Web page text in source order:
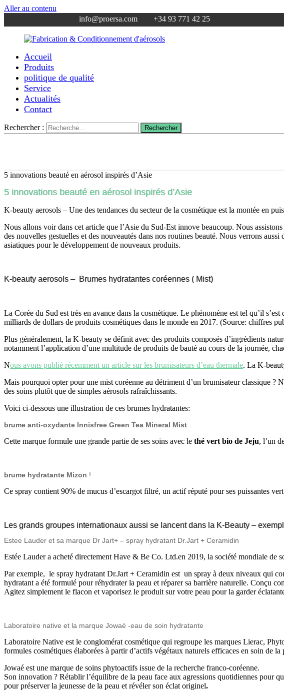
Aller au contenu
info@proersa.com +34 93 771 42 25
Fabrication
Conditionnement
d'aérosols
Proersa
Aerosoles
fabricant
d’aérosols
traitance
industrielle
cosmétiques
Accueil
Produits
politique de qualité
Service
Actualités
Contact
Rechercher : Rechercher
5 innovations beauté en aérosol inspirés d’Asie
5 innovations beauté en aérosol inspirés d’Asie
K-beauty aerosols – Une des tendances du secteur de la cosmétique est la montée en
Nous allons voir dans cet article que l’Asie du Sud-Est innove beaucoup. Nous
des nouvelles gestuelles et des nouveautés dans nos routines beauté. Nous verrons
asiatiques pour le développement de nouveaux produits.
K-beauty aerosols – Brumes hydratantes coréennes ( Mist)
La Corée du Sud est très en avance dans la cosmétique. Le phénomène est tel qu’il
milliards de dollars de produits cosmétiques dans le monde en 2017. (Source: chiffres
Plus généralement, la K-beauty se définit avec des produits composés d’ingrédients
notamment l’application d’une multitude de produits de bauté au cours de la journée,
Nous avons publié récemment un article sur les brumisateurs d’eau thermale. La K-
Mais pourquoi opter pour une mist coréenne au détriment d’un brumisateur classique
des soins plutôt que de simples aérosols rafraîchissants.
Voici ci-dessous une illustration de ces brumes hydratantes:
brume anti-oxydante Innisfree Green Tea Mineral Mist
Cette marque formule une grande partie de ses soins avec le thé vert bio de Jeju, l’un
brume hydratante Mizon !
Ce spray contient 90% de mucus d’escargot filtré, un actif réputé pour ses puissantes
Les grands groupes internationaux aussi se lancent dans la K-Beauty –
Estee Lauder et sa marque Dr Jart+ – spray hydratant Dr.Jart + Ceramidin
Estée Lauder a acheté directement Have & Be Co. Ltd.en 2019, la société mondiale de
Par exemple, le spray hydratant Dr.Jart + Ceramidin est un spray à deux niveaux qui
hydratant a été formulé pour réhydrater la peau et réparer sa barrière naturelle. Conçu
Agitez simplement le flacon et vaporisez le produit sur votre peau pour la garder
Laboratoire native et la marque Jowaé -eau de soin hydratante
Laboratoire Native est le conglomérat cosmétique qui regroupe les marques Lierac,
formules cosmétiques élaborées à partir d’actifs végétaux naturels efficaces en soin de la
Jowaé est une marque de soins phytoactifs issue de la recherche franco-coréenne.
Son innovation ? Rétablir l’équilibre de la peau face aux agressions quotidiennes pour
pour préserver la jeunesse de la peau et révéler son éclat originel.